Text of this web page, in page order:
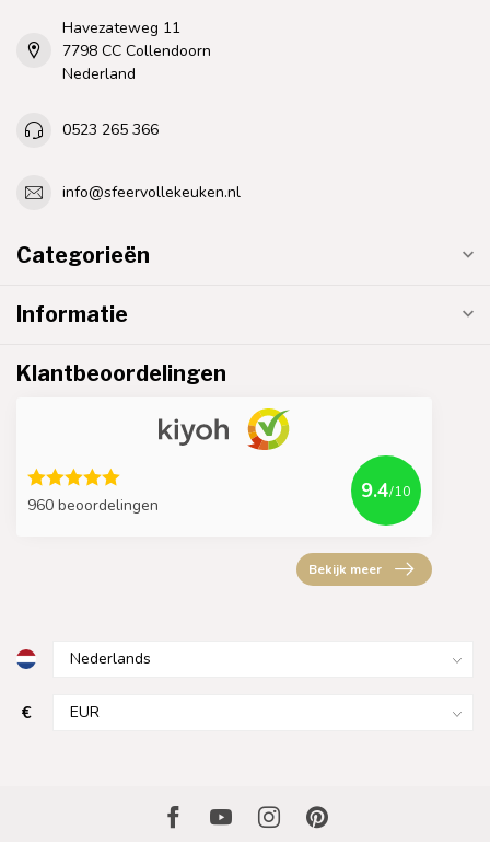
Havezateweg 11
7798 CC Collendoorn
Nederland
0523 265 366
info@sfeervollekeuken.nl
Categorieën
Informatie
Klantbeoordelingen
960 beoordelingen
9.4/10
Bekijk meer
€